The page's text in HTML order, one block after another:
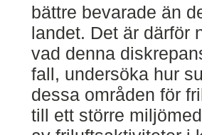
bättre bevarade än
landet. Det är därför
vad denna
fall, undersöka hur
dessa områden för
till ett större